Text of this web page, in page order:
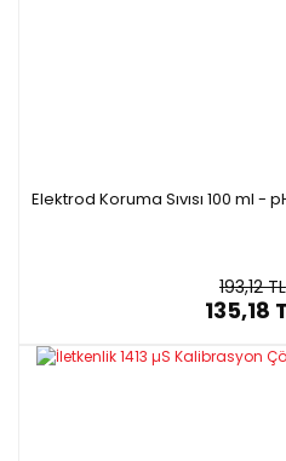
Elektrod Koruma Sıvısı 100 ml -
193,12 TL
135,18